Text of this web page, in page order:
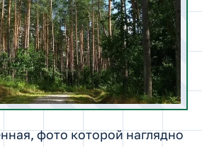
фото которой наглядно